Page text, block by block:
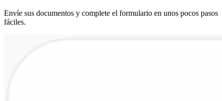
Envíe sus documentos y complete el formulario en unos pocos pasos
fáciles.